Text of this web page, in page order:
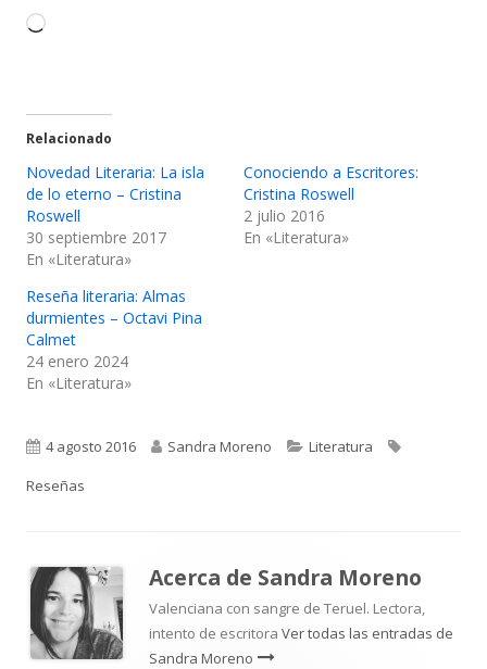
Cargando...
Relacionado
Novedad Literaria: La isla
de lo eterno – Cristina
Roswell
30 septiembre 2017
En «Literatura»
Conociendo a Escritores:
Cristina Roswell
2 julio 2016
En «Literatura»
Reseña literaria: Almas
durmientes – Octavi Pina
Calmet
24 enero 2024
En «Literatura»
Publicado
el
4 agosto 2016 Autor
Sandra Moreno Categorías
Literatura
Reseñas
Acerca de Sandra Moreno
Valenciana con sangre de Teruel. Lectora,
intento de escritora Ver todas las entradas de
Sandra Moreno